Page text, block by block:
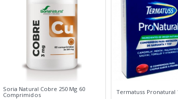
Soria Natural Cobre 250 Mg 60
Comprimidos
Termatuss Pronatural